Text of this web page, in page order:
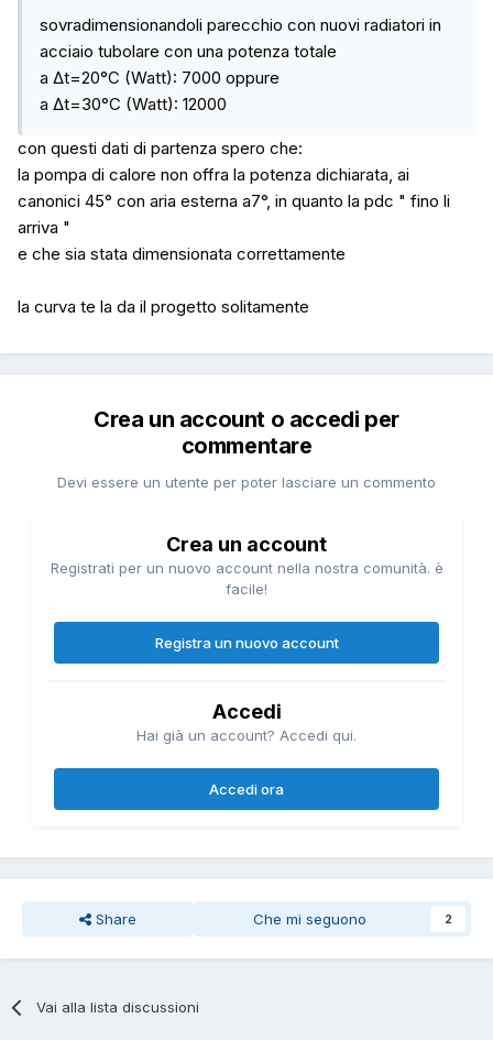
sovradimensionandoli parecchio con nuovi radiatori in
acciaio tubolare con una potenza totale
a Δt=20°C (Watt): 7000 oppure
a Δt=30°C (Watt): 12000
con questi dati di partenza spero che:
la pompa di calore non offra la potenza dichiarata, ai
canonici 45° con aria esterna a7°, in quanto la pdc " fino li
arriva "
e che sia stata dimensionata correttamente
la curva te la da il progetto solitamente
Crea un account o accedi per
commentare
Devi essere un utente per poter lasciare un commento
Crea un account
Registrati per un nuovo account nella nostra comunità. è
facile!
Registra un nuovo account
Accedi
Hai già un account? Accedi qui.
Accedi ora
Share Che mi seguono 2
Vai alla lista discussioni